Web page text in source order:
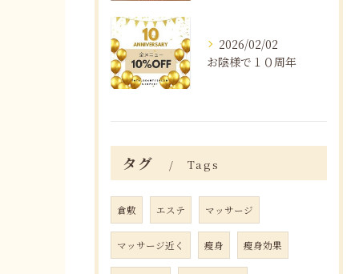
2026/02/02
お陰様で１０周年
タグ Tags
倉敷 エステ マッサージ
マッサージ近く 瘦身 瘦身効果